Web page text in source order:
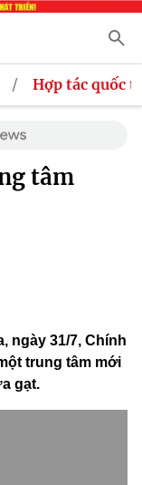
/ Hợp tác quốc
tâm
ngày 31/7, Chính
trung tâm mới
gạt.